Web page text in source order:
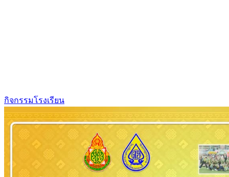
กิจกรรมโรงเรียน